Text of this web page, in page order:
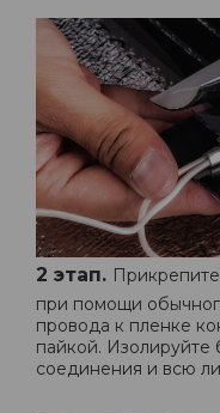
2 этап.
при помощи
провода к пленке
пайкой. Изолируйте
соединения и всю